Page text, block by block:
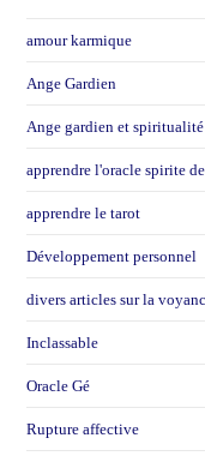
amour karmique
Ange Gardien
Ange gardien et spiritualité
apprendre l'oracle spirite
apprendre le tarot
Développement personnel
divers articles sur la
Inclassable
Oracle Gé
Rupture affective